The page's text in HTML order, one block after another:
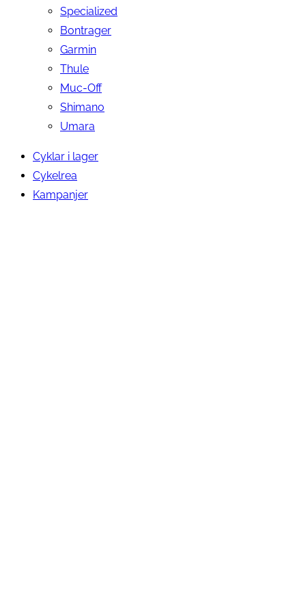
Specialized
Bontrager
Garmin
Thule
Muc-Off
Shimano
Umara
Cyklar i lager
Cykelrea
Kampanjer